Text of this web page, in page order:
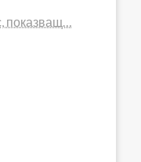
показващ…